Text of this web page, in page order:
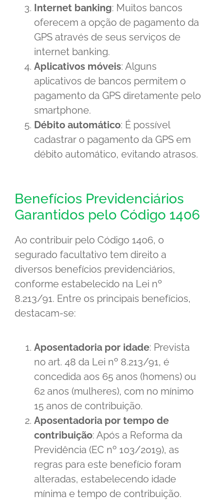
Internet banking: Muitos bancos
oferecem a opção de pagamento da
GPS através de seus serviços de
internet banking.
Aplicativos móveis: Alguns
aplicativos de bancos permitem o
pagamento da GPS diretamente pelo
smartphone.
Débito automático: É possível
cadastrar o pagamento da GPS em
débito automático, evitando atrasos.
Benefícios Previdenciários
Garantidos pelo Código 1406
Ao contribuir pelo Código 1406, o
segurado facultativo tem direito a
diversos benefícios previdenciários,
conforme estabelecido na Lei nº
8.213/91. Entre os principais benefícios,
destacam-se:
Aposentadoria por idade: Prevista
no art. 48 da Lei nº 8.213/91, é
concedida aos 65 anos (homens) ou
62 anos (mulheres), com no mínimo
15 anos de contribuição.
Aposentadoria por tempo de
contribuição: Após a Reforma da
Previdência (EC nº 103/2019), as
regras para este benefício foram
alteradas, estabelecendo idade
mínima e tempo de contribuição.